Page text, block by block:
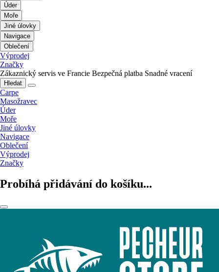
Úder
Moře
Jiné úlovky
Navigace
Oblečení
Výprodej
Značky
Zákaznický servis ve Francie Bezpečná platba Snadné vracení
Hledat
Carpe
Masožravec
Úder
Moře
Jiné úlovky
Navigace
Oblečení
Výprodej
Značky
Probíhá přidávání do košíku...